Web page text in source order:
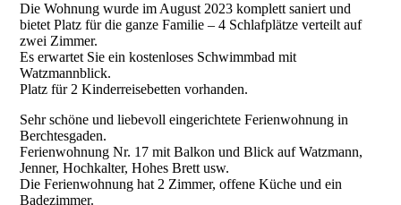
Die Wohnung wurde im August 2023 komplett saniert und
bietet Platz für die ganze Familie – 4 Schlafplätze verteilt auf
zwei Zimmer.
Es erwartet Sie ein kostenloses Schwimmbad mit
Watzmannblick.
Platz für 2 Kinderreisebetten vorhanden.
Sehr schöne und liebevoll eingerichtete Ferienwohnung in
Berchtesgaden.
Ferienwohnung Nr. 17 mit Balkon und Blick auf Watzmann,
Jenner, Hochkalter, Hohes Brett usw.
Die Ferienwohnung hat 2 Zimmer, offene Küche und ein
Badezimmer.